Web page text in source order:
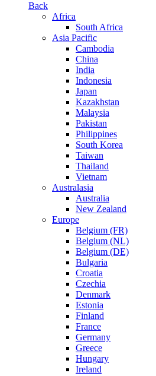
Back
Africa
South Africa
Asia Pacific
Cambodia
China
India
Indonesia
Japan
Kazakhstan
Malaysia
Pakistan
Philippines
South Korea
Taiwan
Thailand
Vietnam
Australasia
Australia
New Zealand
Europe
Belgium (FR)
Belgium (NL)
Belgium (DE)
Bulgaria
Croatia
Czechia
Denmark
Estonia
Finland
France
Germany
Greece
Hungary
Ireland